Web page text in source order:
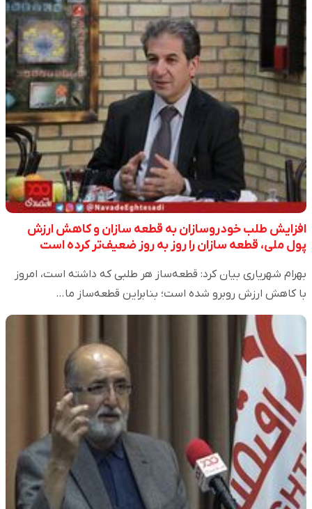
افزایش طلب خودروسازان به قطعه سازان و کاهش ارزش
پول ملی، قطعه سازان را روز به روز ضعیف‌تر کرده است
بهرام شهریاری بیان کرد: قطعه‌ساز هر طلبی که داشته‌ است، امروز
با کاهش ارزش روبرو شده است؛ بنابراین قطعه‌ساز ما…